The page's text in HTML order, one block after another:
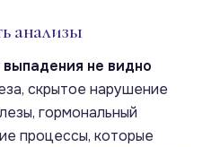
анализы
выпадения не видно
скрытое нарушение
гормональный
процессы, которые